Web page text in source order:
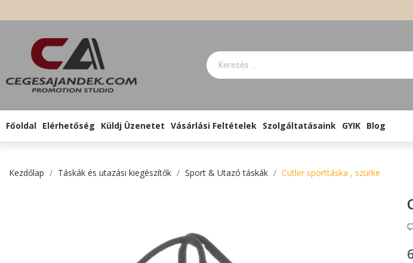
Főoldal Elérhetőség Küldj Üzenetet Vásárlási Feltételek Szolgáltatásaink GYIK Blog
Kezdőlap Táskák és utazási kiegészítők Sport & Utazó táskák Cutler sporttáska , szürke